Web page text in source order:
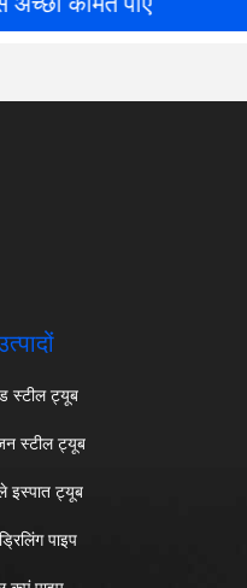
स्टील ट्यूब
स्टील ट्यूब
इस्पात ट्यूब
पाइप